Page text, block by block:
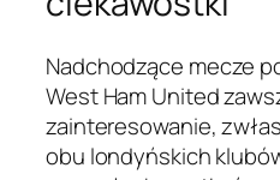
Nadchodzące mecze
West Ham United
zainteresowanie,
obu londyńskich